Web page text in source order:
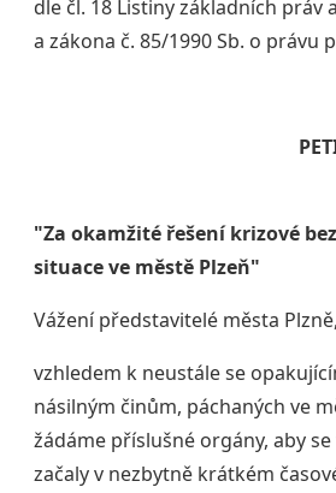
dle čl. 18 Listiny základních práv
a zákona č. 85/1990 Sb. o právu
"Za okamžité řešení krizové
situace ve městě Plzeň"
Vážení představitelé města
vzhledem k neustále se
násilným činům, páchaných ve
žádáme příslušné orgány, aby
začaly v nezbytně krátkém